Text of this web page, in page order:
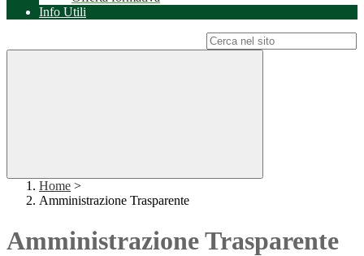
Info Utili
Home >
Amministrazione Trasparente
Amministrazione Trasparente